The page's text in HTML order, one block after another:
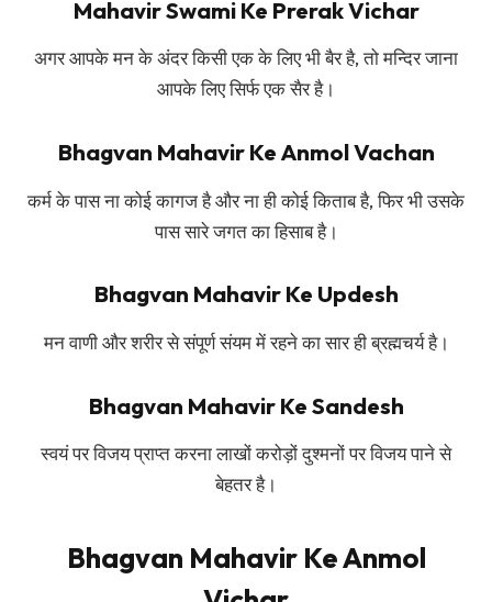
Mahavir Swami Ke Prerak Vichar
अगर आपके मन के अंदर किसी एक के लिए भी बैर है, तो मन्दिर जाना
आपके लिए सिर्फ एक सैर है।
Bhagvan Mahavir Ke Anmol Vachan
कर्म के पास ना कोई कागज है और ना ही कोई किताब है, फिर भी उसके
पास सारे जगत का हिसाब है।
Bhagvan Mahavir Ke Updesh
मन वाणी और शरीर से संपूर्ण संयम में रहने का सार ही ब्रह्मचर्य है।
Bhagvan Mahavir Ke Sandesh
स्वयं पर विजय प्राप्त करना लाखों करोड़ों दुश्मनों पर विजय पाने से
बेहतर है।
Bhagvan Mahavir Ke Anmol